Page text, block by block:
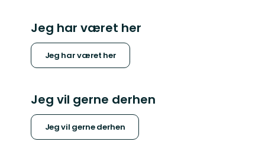
Jeg har været her
Jeg har været her
Jeg vil gerne derhen
Jeg vil gerne derhen